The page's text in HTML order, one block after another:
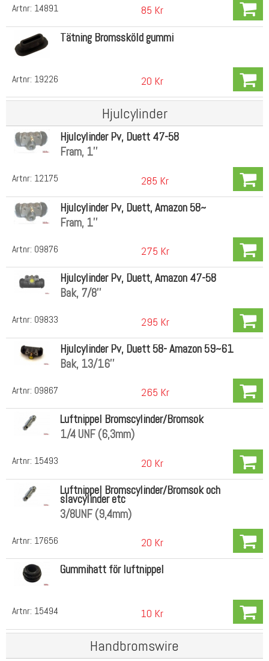
Artnr: 14891 85 Kr
Artnr: 19226
Tätning Bromssköld gummi
20 Kr
Hjulcylinder
Artnr: 12175
Hjulcylinder Pv, Duett 47-58
Fram, 1''
285 Kr
Artnr: 09876
Hjulcylinder Pv, Duett, Amazon 58~
Fram, 1''
275 Kr
Artnr: 09833
Hjulcylinder Pv, Duett, Amazon 47-58
Bak, 7/8''
295 Kr
Artnr: 09867
Hjulcylinder Pv, Duett 58- Amazon 59~61
Bak, 13/16''
265 Kr
Artnr: 15493
Luftnippel Bromscylinder/Bromsok
1/4 UNF (6,3mm)
20 Kr
Artnr: 17656
Luftnippel Bromscylinder/Bromsok och
slavcylinder etc
3/8UNF (9,4mm)
20 Kr
Artnr: 15494
Gummihatt för luftnippel
10 Kr
Handbromswire